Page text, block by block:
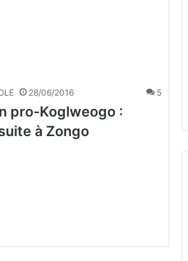
28/06/2016 5
pro-Koglweogo :
à Zongo